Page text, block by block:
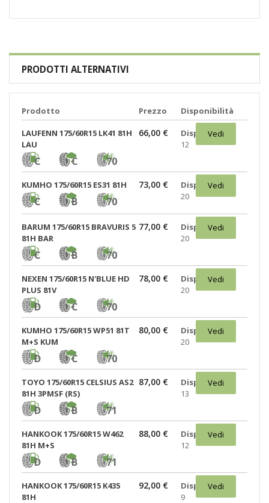
PRODOTTI ALTERNATIVI
Prodotto Prezzo Disponibilità
LAUFENN 175/60R15 LK41 81H
LAU
C C 70
66,00 €
Disponibili:
12
Vedi
KUMHO 175/60R15 ES31 81H
C B 70
73,00 €
Disponibili:
20
Vedi
BARUM 175/60R15 BRAVURIS 5
81H BAR
C B 70
77,00 €
Disponibili:
20
Vedi
NEXEN 175/60R15 N'BLUE HD
PLUS 81V
D C 70
78,00 €
Disponibili:
20
Vedi
KUMHO 175/60R15 WP51 81T
M+S KUM
D C 70
80,00 €
Disponibili:
20
Vedi
TOYO 175/60R15 CELSIUS AS2
81H 3PMSF (RS)
D B 71
87,00 €
Disponibili:
13
Vedi
HANKOOK 175/60R15 W462
81H M+S
D B 71
88,00 €
Disponibili:
12
Vedi
HANKOOK 175/60R15 K435
81H
92,00 €
Disponibili:
9
Vedi